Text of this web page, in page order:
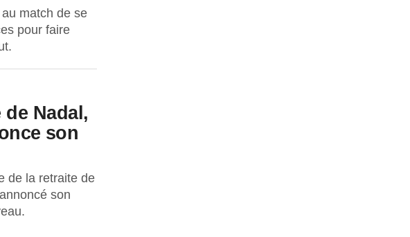
match de se
pour faire
Nadal,
son
de la retraite de
son